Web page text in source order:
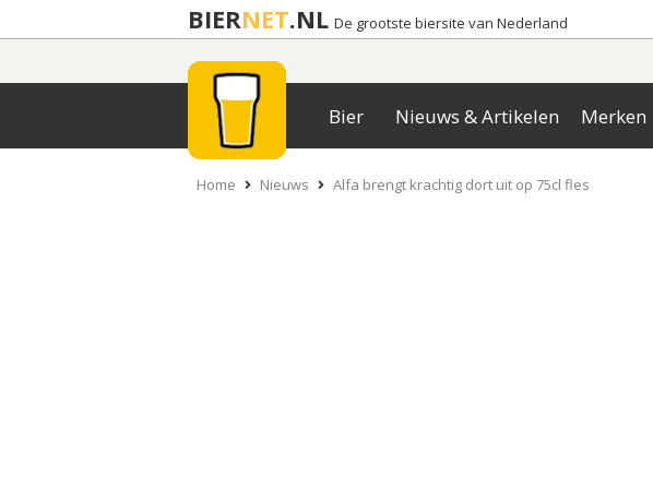
BIERNET.NL De grootste biersite van Nederland
Bier Nieuws & Artikelen Merken
Home Nieuws Alfa brengt krachtig dort uit op 75cl fles